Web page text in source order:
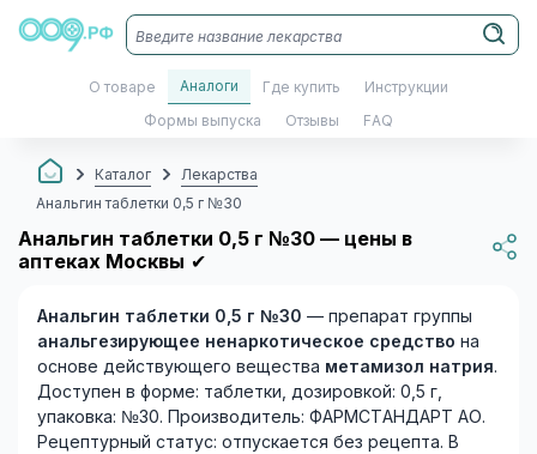
О товаре Аналоги Где купить Инструкции
Формы выпуска Отзывы FAQ
Каталог
Лекарства
Анальгин таблетки 0,5 г №30
Анальгин таблетки 0,5 г №30 — цены в
аптеках Москвы ✔
Анальгин таблетки 0,5 г №30 — препарат группы
анальгезирующее ненаркотическое средство на
основе действующего вещества метамизол натрия.
Доступен в форме: таблетки, дозировкой: 0,5 г,
упаковка: №30. Производитель: ФАРМСТАНДАРТ АО.
Рецептурный статус: отпускается без рецепта. В